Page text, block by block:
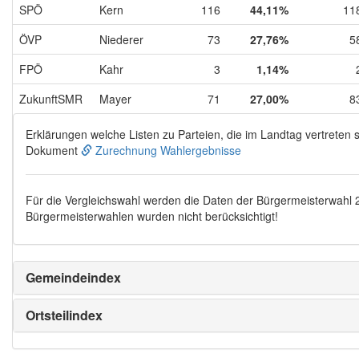
SPÖ Kern 116 44,11%
ÖVP
Niederer 73 27,76%
FPÖ
Kahr 3 1,14%
ZukunftSMR
Mayer 71 27,00%
Erklärungen welche Listen zu Parteien, die im Landtag vertreten
Dokument
Zurechnung Wahlergebnisse
Für die Vergleichswahl werden die Daten der Bürgermeisterwahl
Bürgermeisterwahlen wurden nicht berücksichtigt!
Gemeindeindex
Ortsteilindex